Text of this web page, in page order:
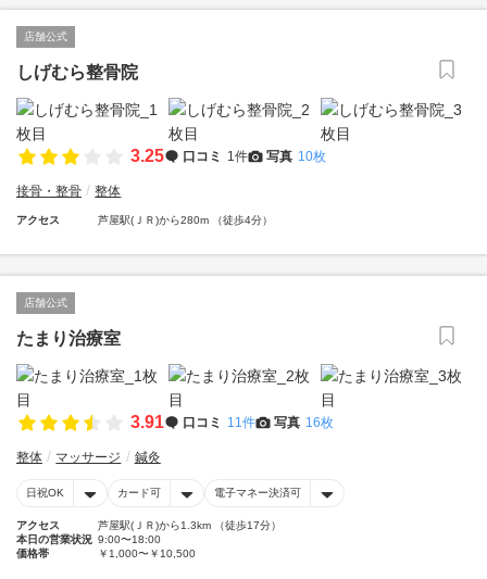
店舗公式
しげむら整骨院
3.25 口コミ 1件 写真 10枚
接骨・整骨 整体
アクセス 芦屋駅(ＪＲ)から280m （徒歩4分）
店舗公式
たまり治療室
3.91 口コミ 11件 写真 16枚
整体 マッサージ 鍼灸
日祝OK カード可 電子マネー決済可
アクセス
芦屋駅(ＪＲ)から1.3km （徒歩17分）
本日の営業状況 9:00〜18:00
価格帯
￥1,000〜￥10,500